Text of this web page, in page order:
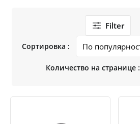
Filter
Сортировка :
Количество на странице :